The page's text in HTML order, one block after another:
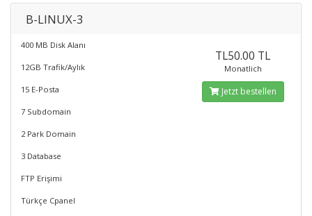
B-LINUX-3
400 MB Disk Alanı
12GB Trafik/Aylık
15 E-Posta
7 Subdomain
2 Park Domain
3 Database
FTP Erişimi
Türkçe Cpanel
TL50.00 TL
Monatlich
Jetzt bestellen